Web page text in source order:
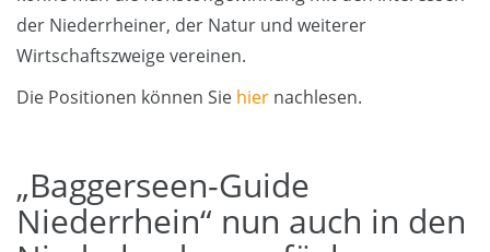
der Niederrheiner, der Natur und weiterer
Wirtschaftszweige vereinen.
Die Positionen können Sie hier nachlesen.
„Baggerseen-Guide
Niederrhein“ nun auch in den